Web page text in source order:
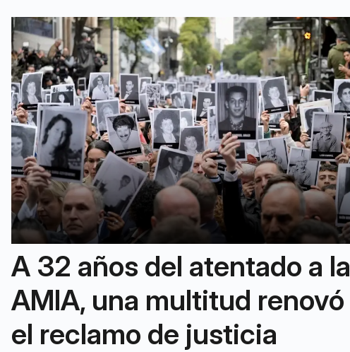
A 32 años del atentado a la
AMIA, una multitud renovó
el reclamo de justicia